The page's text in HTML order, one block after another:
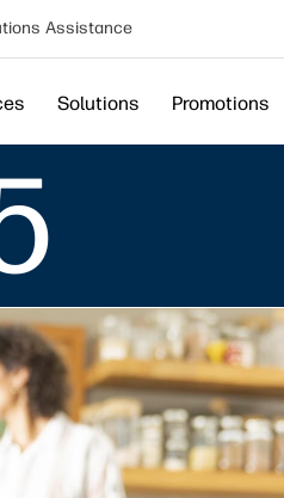
Assistance
Solutions Promotions